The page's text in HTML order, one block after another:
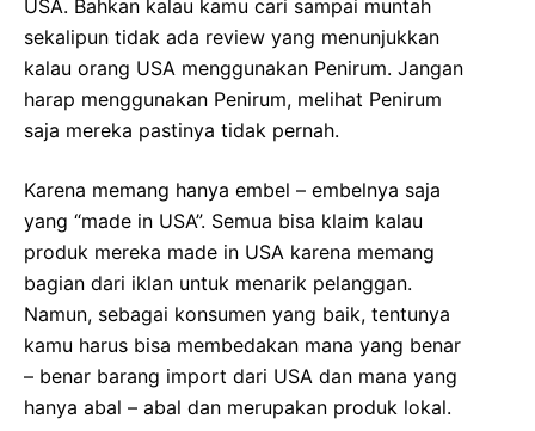
USA. Bahkan kalau kamu cari sampai muntah
sekalipun tidak ada review yang menunjukkan
kalau orang USA menggunakan Penirum. Jangan
harap menggunakan Penirum, melihat Penirum
saja mereka pastinya tidak pernah.
Karena memang hanya embel – embelnya saja
yang “made in USA”. Semua bisa klaim kalau
produk mereka made in USA karena memang
bagian dari iklan untuk menarik pelanggan.
Namun, sebagai konsumen yang baik, tentunya
kamu harus bisa membedakan mana yang benar
– benar barang import dari USA dan mana yang
hanya abal – abal dan merupakan produk lokal.